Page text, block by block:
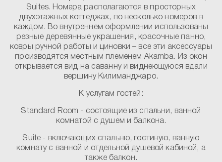
Suites. Номера располагаются в просторных
двухэтажных коттеджах, по несколько номеров в
каждом. Во внутреннем оформлении использованы
резные деревянные украшения, красочные панно,
ковры ручной работы и циновки – все эти аксессуары
производятся местным племенем Akamba. Из окон
открывается вид на саванну и виднеющуюся вдали
вершину Килиманджаро.
К услугам гостей:
Standard Room - состоящие из спальни, ванной
комнатой с душем и балкона.
Suite - включающих спальню, гостиную, ванную
комнату с ванной и отдельной душевой кабиной, а
также балкон.